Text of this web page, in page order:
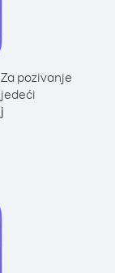
Za pozivanje